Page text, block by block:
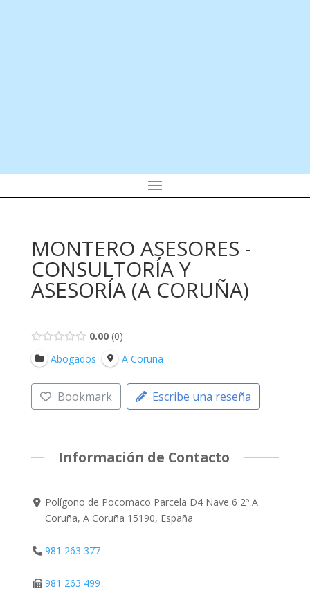
MONTERO ASESORES -
CONSULTORÍA Y
ASESORÍA (A CORUÑA)
0.00 0
Abogados
A Coruña
Bookmark Escribe una reseña
Información de Contacto
Polígono de Pocomaco Parcela D4 Nave 6 2º A
Coruña, A Coruña 15190, España
981 263 377
981 263 499